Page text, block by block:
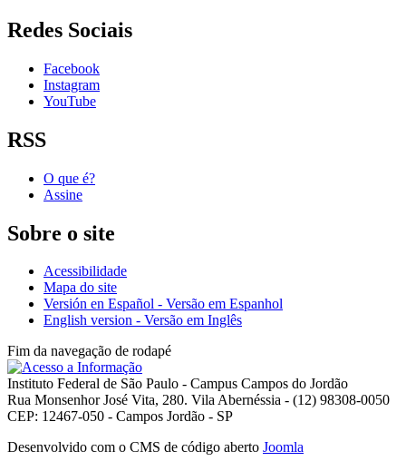
Redes Sociais
Facebook
Instagram
YouTube
RSS
O que é?
Assine
Sobre o site
Acessibilidade
Mapa do site
Versión en Español - Versão em Espanhol
English version - Versão em Inglês
Fim da navegação de rodapé
Instituto Federal de São Paulo - Campus Campos do Jordão
Rua Monsenhor José Vita, 280. Vila Abernéssia - (12) 98308-0050
CEP: 12467-050 - Campos Jordão - SP
Desenvolvido com o CMS de código aberto Joomla